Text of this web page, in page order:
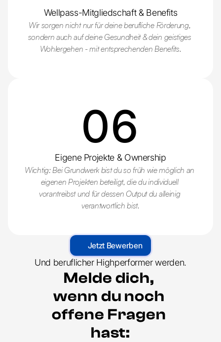
Wellpass-Mitgliedschaft & Benefits
Wir sorgen nicht nur für deine berufliche Förderung,
sondern auch auf deine Gesundheit & dein geistiges
Wohlergehen - mit entsprechenden Benefits.
06
Eigene Projekte & Ownership
Wichtig: Bei Grundwerk bist du so früh wie möglich an
eigenen Projekten beteiligt, die du individuell
vorantreibst und für dessen Output du alleinig
verantwortlich bist.
Jetzt Bewerben
Und beruflicher Highperformer werden.
Melde dich,
wenn du noch
offene Fragen
hast: